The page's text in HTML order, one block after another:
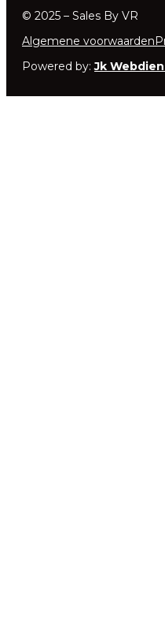
© 2025 – Sales By VR
Algemene voorwaarden
Powered by:Jk